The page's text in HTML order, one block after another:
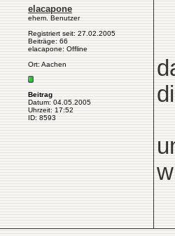
elacapone
ehem. Benutzer
Registriert seit: 27.02.2005
Beiträge: 66
elacapone: Offline
Ort: Aachen
Beitrag
Datum: 04.05.2005
Uhrzeit: 17:52
ID: 8593